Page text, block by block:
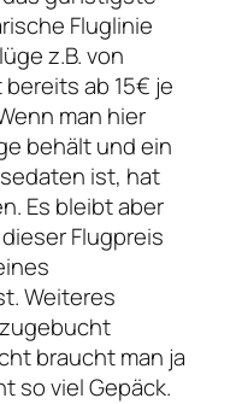
Fluglinie
z.B. von
ab 15€ je
man hier
behält und ein
ist, hat
Es bleibt aber
Flugpreis
Weiteres
braucht man ja
so viel Gepäck.